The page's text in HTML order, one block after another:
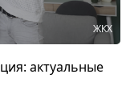
ЖКХ
актуальные